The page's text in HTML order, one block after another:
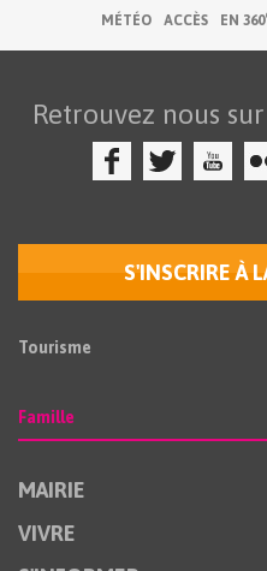
MÉTÉO ACCÈS EN
Retrouvez nous
S'INSCRIRE À
Tourisme
Famille
MAIRIE
VIVRE